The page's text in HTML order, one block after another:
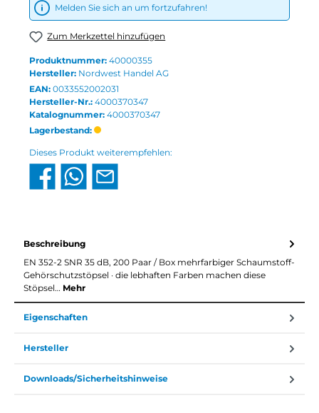
Melden Sie sich an um fortzufahren!
Zum Merkzettel hinzufügen
Produktnummer: 40000355
Hersteller: Nordwest Handel AG
EAN: 0033552002031
Hersteller-Nr.: 4000370347
Katalognummer: 4000370347
Lagerbestand:
Dieses Produkt weiterempfehlen:
Beschreibung
EN 352-2 SNR 35 dB, 200 Paar / Box mehrfarbiger Schaumstoff-
Gehörschutzstöpsel · die lebhaften Farben machen diese
Stöpsel… Mehr
Eigenschaften
Hersteller
Downloads/Sicherheitshinweise